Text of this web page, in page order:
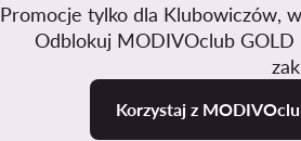
Promocje tylko dla Klubowiczów,
Odblokuj MODIVOclub
Korzystaj z